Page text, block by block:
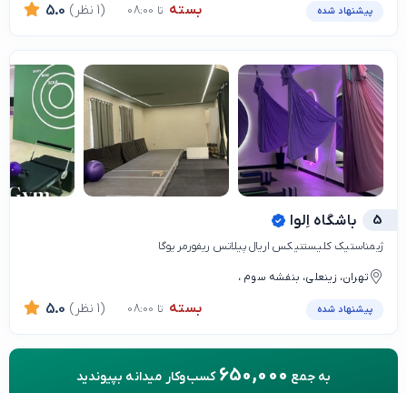
پیشنهاد شده بسته تا 08:00 5.0 (1 نظر)
5 باشگاه اِلوا
ژیمناستیک کلیستنیکس اریال پیلاتس ریفورمر یوگا
تهران، زینعلی، بنفشه سوم ،
پیشنهاد شده بسته تا 08:00 5.0 (1 نظر)
به جمع 650,000 کسب‌وکار میدانه بپیوندید